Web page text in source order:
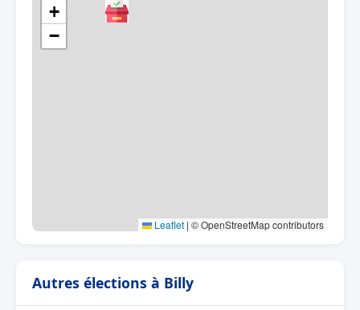
+
−
Leaflet | © OpenStreetMap contributors
Autres élections à Billy